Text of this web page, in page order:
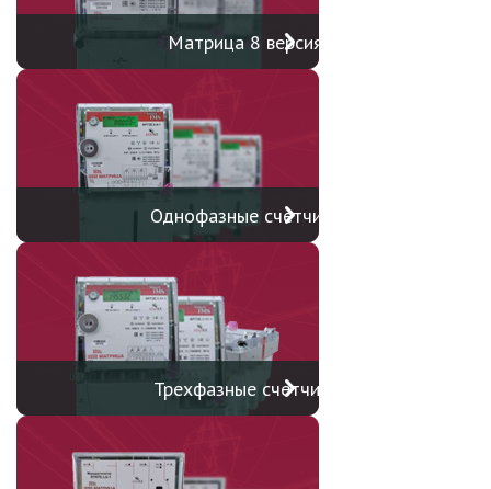
Матрица 8 версия
Однофазные счетчики
Трехфазные счетчики